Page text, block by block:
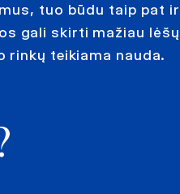
tuo būdu taip pat ir
gali skirti mažiau lėšų
teikiama nauda.